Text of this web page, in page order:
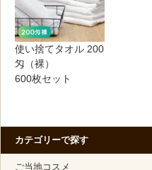
使い捨てタオル 200
匁（裸）
600枚セット
カテゴリーで探す
ご当地コスメ